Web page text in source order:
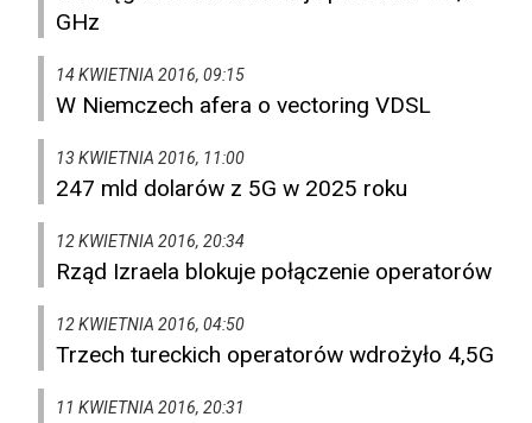
GHz
14 KWIETNIA 2016, 09:15
W Niemczech afera o vectoring VDSL
13 KWIETNIA 2016, 11:00
247 mld dolarów z 5G w 2025 roku
12 KWIETNIA 2016, 20:34
Rząd Izraela blokuje połączenie operatorów
12 KWIETNIA 2016, 04:50
Trzech tureckich operatorów wdrożyło 4,5G
11 KWIETNIA 2016, 20:31